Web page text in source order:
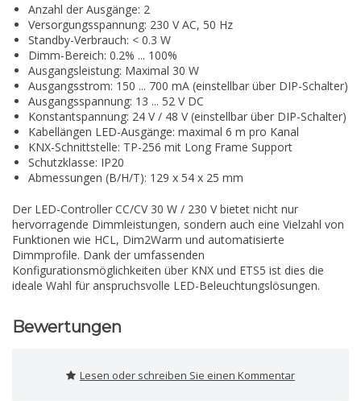
Anzahl der Ausgänge: 2
Versorgungsspannung: 230 V AC, 50 Hz
Standby-Verbrauch: < 0.3 W
Dimm-Bereich: 0.2% ... 100%
Ausgangsleistung: Maximal 30 W
Ausgangsstrom: 150 ... 700 mA (einstellbar über DIP-Schalter)
Ausgangsspannung: 13 ... 52 V DC
Konstantspannung: 24 V / 48 V (einstellbar über DIP-Schalter)
Kabellängen LED-Ausgänge: maximal 6 m pro Kanal
KNX-Schnittstelle: TP-256 mit Long Frame Support
Schutzklasse: IP20
Abmessungen (B/H/T): 129 x 54 x 25 mm
Der LED-Controller CC/CV 30 W / 230 V bietet nicht nur
hervorragende Dimmleistungen, sondern auch eine Vielzahl von
Funktionen wie HCL, Dim2Warm und automatisierte
Dimmprofile. Dank der umfassenden
Konfigurationsmöglichkeiten über KNX und ETS5 ist dies die
ideale Wahl für anspruchsvolle LED-Beleuchtungslösungen.
Bewertungen
Lesen oder schreiben Sie einen Kommentar